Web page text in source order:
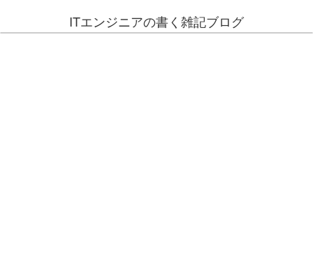
ITエンジニアの書く雑記ブログ